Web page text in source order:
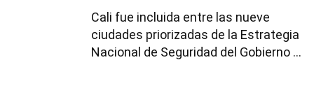
Cali fue incluida entre las nueve
ciudades priorizadas de la Estrategia
Nacional de Seguridad del Gobierno de